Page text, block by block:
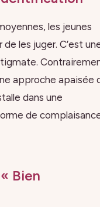
les jeunes
les juger. C’est
approche apaisée
dans une
de
Bien